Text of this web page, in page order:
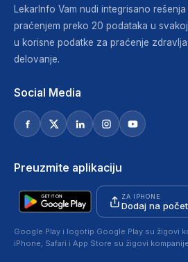
LekarInfo Vam nudi integrisano
praćenjem preko 20 podataka u
u korisne podatke za praćenje
delovanje.
Social Media
Preuzmite aplikaciju
ZA IPHONE
Dodaj na
Google Play i logotip Google Play su žigovi
iPhone, Safari i App Store su žigovi